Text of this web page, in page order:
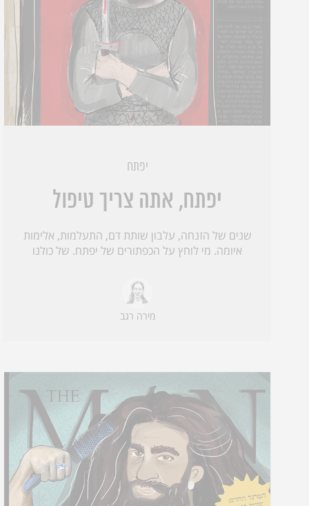
יפתח
יפתח, אתה צריך טיפול
שנים של הזנחה, עלבון שותת דם, התעלמות, אלימות
איומה. מי לוחץ על הכפתורים של יפתח. של כולנו
מירה רגב